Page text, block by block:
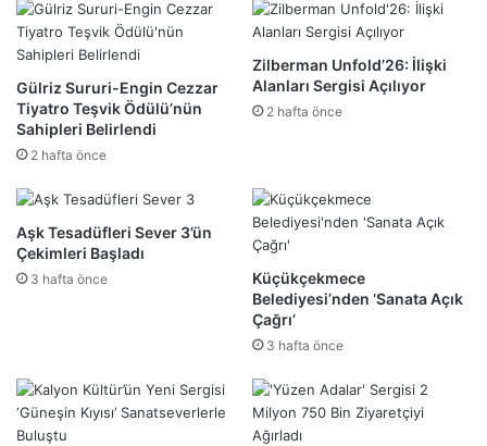
Gülriz Sururi-Engin Cezzar
Tiyatro Teşvik Ödülü’nün
Sahipleri Belirlendi
2 hafta önce
Zilberman Unfold’26: İlişki
Alanları Sergisi Açılıyor
2 hafta önce
Aşk Tesadüfleri Sever 3’ün
Çekimleri Başladı
3 hafta önce
Küçükçekmece
Belediyesi’nden ‘Sanata Açık
Çağrı’
3 hafta önce